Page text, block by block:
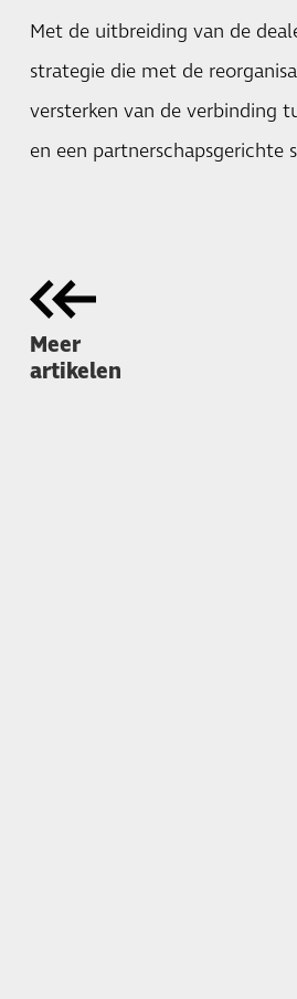
Met de uitbreiding van de
strategie die met de
versterken van de verbinding
en een partnerschapsgerichte
Meer
artikelen